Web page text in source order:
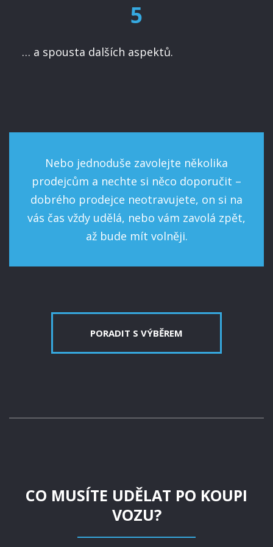
5
… a spousta dalších aspektů.
Nebo jednoduše zavolejte několika
prodejcům a nechte si něco doporučit –
dobrého prodejce neotravujete, on si na
vás čas vždy udělá, nebo vám zavolá zpět,
až bude mít volněji.
PORADIT S VÝBĚREM
CO MUSÍTE UDĚLAT PO KOUPI
VOZU?